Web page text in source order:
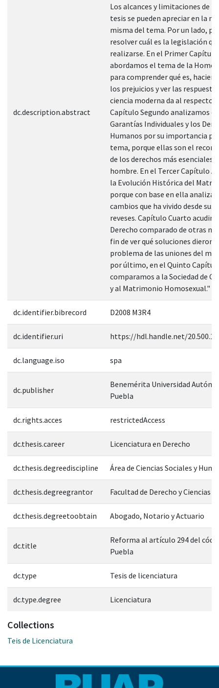
dc.description.abstract
Los alcances y limitaciones de
tesis se pueden apreciar en la
misma del tema. Por un lado,
resolver cuál es la legislación
realizarse. En el Primer Capítulo
abordamos el tema de la
para comprender qué es,
los prejuicios y ver las
ciencia moderna da al respecto.
Capítulo Segundo analizamos
Garantías Individuales y los
Humanos por su importancia
tema, porque ellas son el
de los derechos más esenciales
hombre. En el Tercer Capítulo
la Evolución Histórica del
porque con base en ella
cambios que ha vivido desde sus
reveses. Capítulo Cuarto
Derecho comparado de otras
fin de ver qué soluciones dieron
problema de las uniones del
por último, en el Quinto
comparamos a la Sociedad de
y al Matrimonio Homosexual."
dc.identifier.bibrecord D2008 M3R4
dc.identifier.uri https://hdl.handle.net/
dc.language.iso spa
dc.publisher
Benemérita Universidad
Puebla
dc.rights.acces restrictedAccess
dc.thesis.career Licenciatura en Derecho
dc.thesis.degreediscipline Área de Ciencias Sociales y
dc.thesis.degreegrantor Facultad de Derecho y Ciencias
dc.thesis.degreetoobtain Abogado, Notario y Actuario
dc.title
Reforma al artículo 294 del
Puebla
dc.type Tesis de licenciatura
dc.type.degree Licenciatura
Collections
Teis de Licenciatura